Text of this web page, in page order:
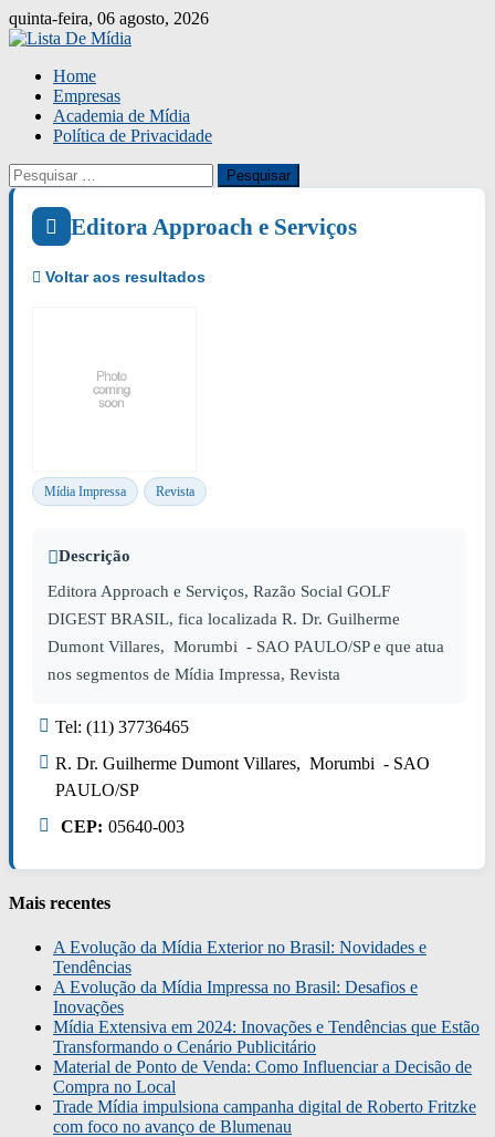
Skip
to
quinta-feira, 06 agosto, 2026
Home
Empresas
Academia de Mídia
Política de Privacidade
Pesquisar
por:
Editora Approach e Serviços
Mídia Impressa Revista
Descrição
Editora Approach e Serviços, Razão Social GOLF
DIGEST BRASIL, fica localizada R. Dr. Guilherme
Dumont Villares, Morumbi - SAO PAULO/SP e que atua
nos segmentos de Mídia Impressa, Revista
Tel: (11) 37736465
R. Dr. Guilherme Dumont Villares, Morumbi - SAO
PAULO/SP
CEP: 05640-003
Mais recentes
A Evolução da Mídia Exterior no Brasil: Novidades e
Tendências
A Evolução da Mídia Impressa no Brasil: Desafios e
Inovações
Mídia Extensiva em 2024: Inovações e Tendências que Estão
Transformando o Cenário Publicitário
Material de Ponto de Venda: Como Influenciar a Decisão de
Compra no Local
Trade Mídia impulsiona campanha digital de Roberto Fritzke
com foco no avanço de Blumenau